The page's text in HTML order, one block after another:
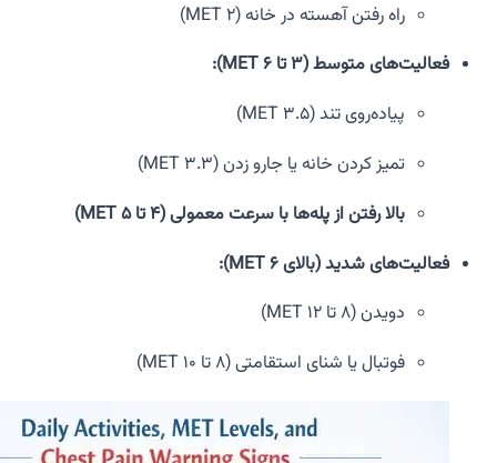
راه رفتن آهسته در خانه (۲ MET)
فعالیت‌های متوسط (۳ تا ۶ MET):
پیاده‌روی تند (۳.۵ MET)
تمیز کردن خانه یا جارو زدن (۳.۳ MET)
بالا رفتن از پله‌ها با سرعت معمولی (۴ تا ۵ MET)
فعالیت‌های شدید (بالای ۶ MET):
دویدن (۸ تا ۱۲ MET)
فوتبال یا شنای استقامتی (۸ تا ۱۰ MET)